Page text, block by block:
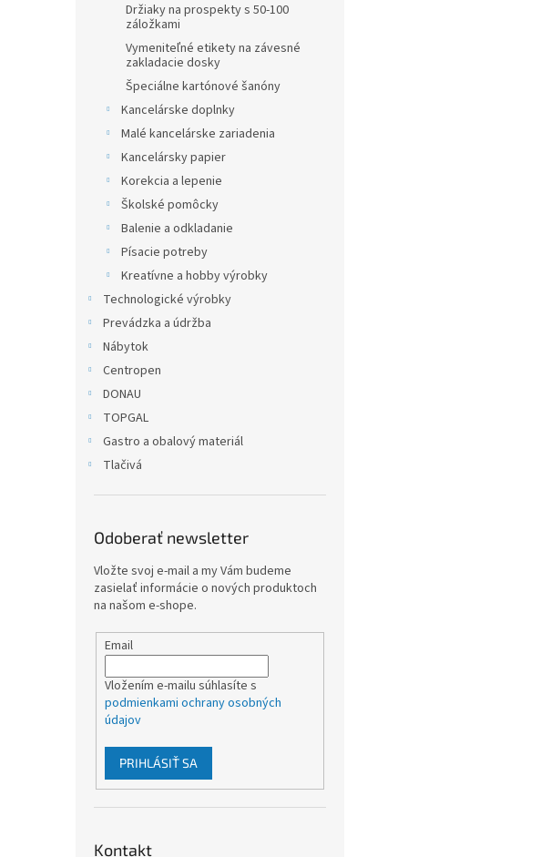
Držiaky na prospekty s 50-100
záložkami
Vymeniteľné etikety na závesné
zakladacie dosky
Špeciálne kartónové šanóny
Kancelárske doplnky
Malé kancelárske zariadenia
Kancelársky papier
Korekcia a lepenie
Školské pomôcky
Balenie a odkladanie
Písacie potreby
Kreatívne a hobby výrobky
Technologické výrobky
Prevádzka a údržba
Nábytok
Centropen
DONAU
TOPGAL
Gastro a obalový materiál
Tlačivá
Odoberať newsletter
Vložte svoj e-mail a my Vám budeme
zasielať informácie o nových produktoch
na našom e-shope.
Email
Vložením e-mailu súhlasíte s
podmienkami ochrany osobných
údajov
PRIHLÁSIŤ SA
Kontakt